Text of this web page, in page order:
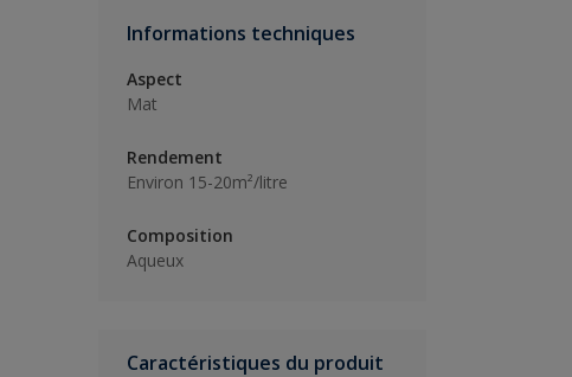
Informations techniques
Aspect
Mat
Rendement
Environ 15-20m²/litre
Composition
Aqueux
Caractéristiques du produit